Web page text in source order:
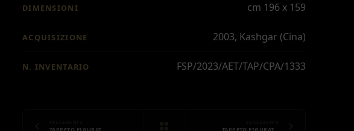
DIMENSIONI cm 196 x 159
ACQUISIZIONE 2003, Kashgar (Cina)
N. INVENTARIO FSP/2023/AET/TAP/CPA/1333
TAPPETO FIGURAT… TAPPETO FIGURAT…